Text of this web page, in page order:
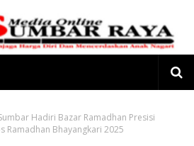
Hadiri Bazar Ramadhan Presisi
Ramadhan Bhayangkari 2025